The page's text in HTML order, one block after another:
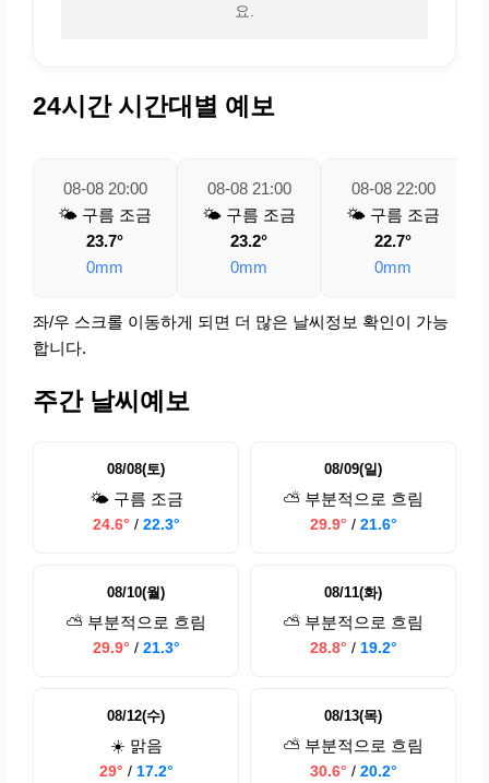
요.
24시간 시간대별 예보
08-08 20:00
🌤️ 구름 조금
23.7°
0mm
08-08 21:00
🌤️ 구름 조금
23.2°
0mm
08-08 22:00
🌤️ 구름 조금
22.7°
0mm
좌/우 스크롤 이동하게 되면 더 많은 날씨정보 확인이 가능
합니다.
주간 날씨예보
08/08(토)
🌤️ 구름 조금
24.6° / 22.3°
08/09(일)
⛅ 부분적으로 흐림
29.9° / 21.6°
08/10(월)
⛅ 부분적으로 흐림
29.9° / 21.3°
08/11(화)
⛅ 부분적으로 흐림
28.8° / 19.2°
08/12(수)
☀️ 맑음
29° / 17.2°
08/13(목)
⛅ 부분적으로 흐림
30.6° / 20.2°